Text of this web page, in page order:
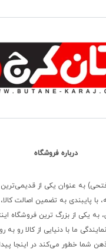
درباره فروشگاه
به عنوان یکی از قدیمی‌ترین
پایبندی به تضمین اصالت کالا،
به یکی از بزرگ‌ ترین فروشگاه
ما با دنیایی از کالا رو
ذهن شما خطور می‌کند در اینجا